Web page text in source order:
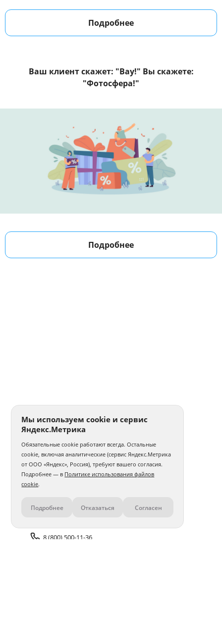
Подробнее
Ваш клиент скажет: "Вау!" Вы скажете:
"Фотосфера!"
Подробнее
Контакты
8 (800) 500-11-36
Мы используем cookie и сервис
Яндекс.Метрика
Обязательные cookie работают всегда. Остальные
cookie, включая аналитические (сервис Яндекс.Метрика
от ООО «Яндекс», Россия), требуют вашего согласия.
Подробнее — в Политике использования файлов
cookie.
Подробнее Отказаться Согласен